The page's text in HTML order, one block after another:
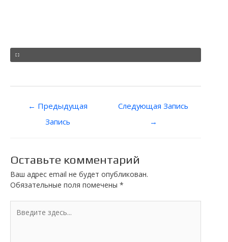
Навигация
← Предыдущая
Запись
Следующая Запись
→
Оставьте комментарий
Ваш адрес email не будет опубликован.
Обязательные поля помечены *
здесь...